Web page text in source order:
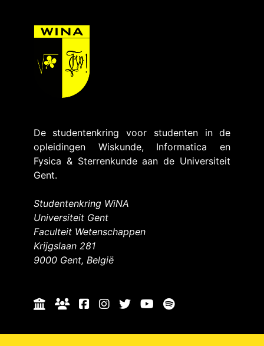
De studentenkring voor studenten in de
opleidingen Wiskunde, Informatica en
Fysica & Sterrenkunde aan de Universiteit
Gent.
Studentenkring WiNA
Universiteit Gent
Faculteit Wetenschappen
Krijgslaan 281
9000 Gent, België